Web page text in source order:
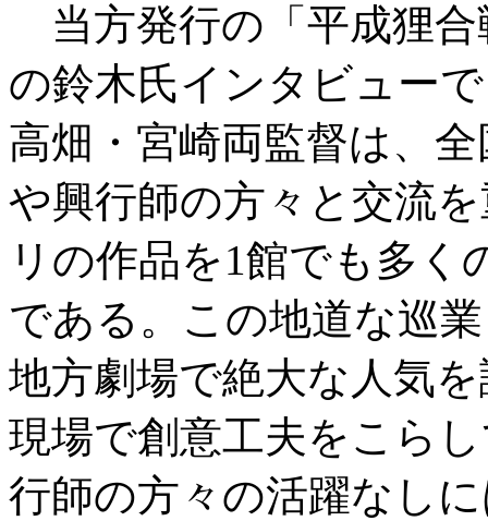
当方発行の「平成狸合
の鈴木氏インタビュー
高畑・宮崎両監督は、
や興行師の方々と交流
リの作品を1館でも多
である。この地道な巡
地方劇場で絶大な人気
現場で創意工夫をこら
行師の方々の活躍なし